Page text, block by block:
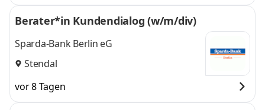
Berater*in Kundendialog (w/m/div)
Sparda-Bank Berlin eG
Stendal
vor 8 Tagen